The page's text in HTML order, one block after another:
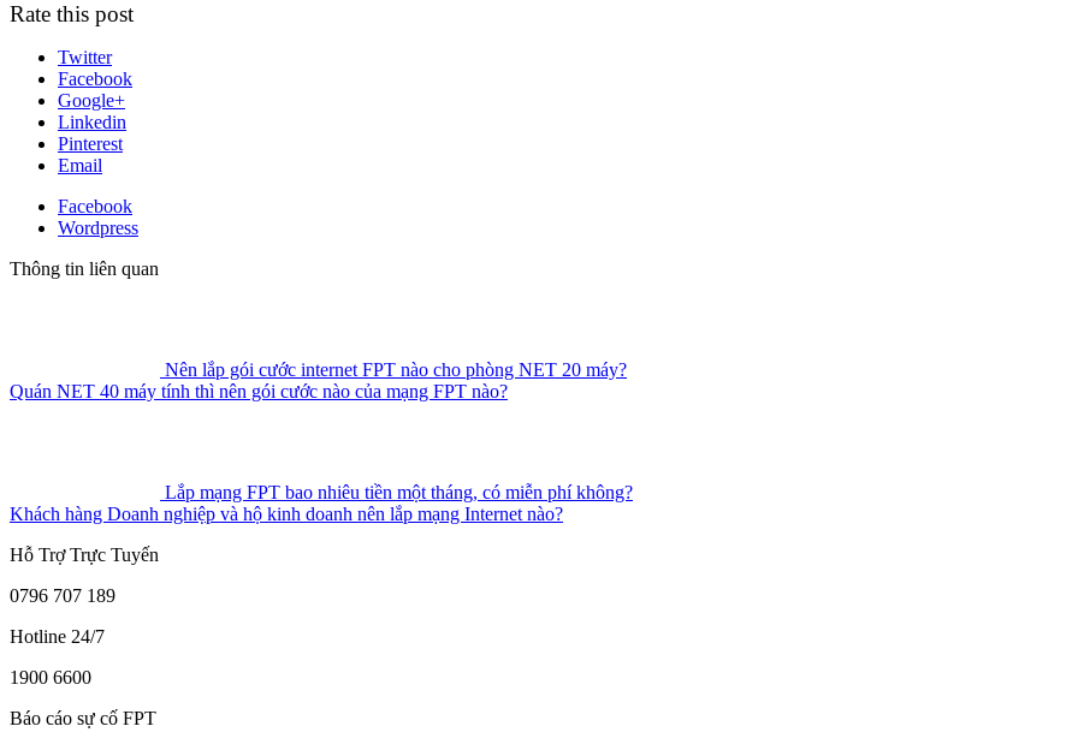
Rate this post
Twitter
Facebook
Google+
Linkedin
Pinterest
Email
Facebook
Wordpress
Thông tin liên quan
Nên lắp gói cước internet FPT nào cho phòng NET 20 máy?
Quán NET 40 máy tính thì nên gói cước nào của mạng FPT nào?
Lắp mạng FPT bao nhiêu tiền một tháng, có miễn phí không?
Khách hàng Doanh nghiệp và hộ kinh doanh nên lắp mạng Internet nào?
Hỗ TrợTrực Tuyến
0796 707 189
Hotline 24/7
1900 6600
Báo cáo sự cố FPT